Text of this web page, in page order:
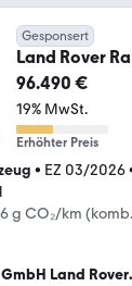
Gesponsert
Land Rover
D250 SE
96.490 €
19% MwSt.
Erhöhter Preis
• EZ 03/2026
g CO₂/km
Land Rover